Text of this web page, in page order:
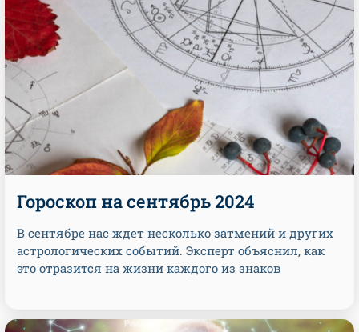
Гороскоп на сентябрь 2024
В сентябре нас ждет несколько затмений и других
астрологических событий. Эксперт объяснил, как
это отразится на жизни каждого из знаков